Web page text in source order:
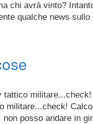
chi avrà vinto?
qualche news
militare...check!
posso andare in